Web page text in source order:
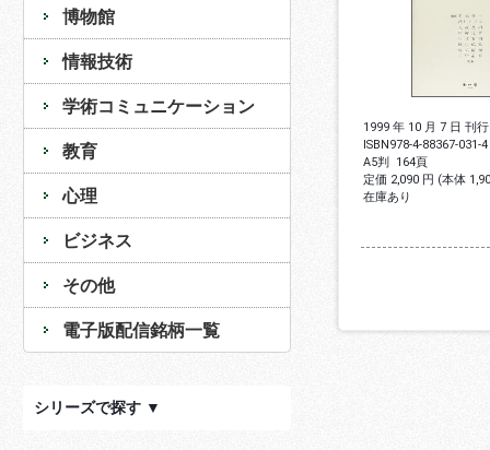
博物館
情報技術
学術コミュニケーション
教育
心理
ビジネス
その他
電子版配信銘柄一覧
シリーズで探す ▼
1999 年 10 月 7 日 刊行
ISBN978-4-88367-031-4
A5判 164頁
定価 2,090 円 (本体
在庫あり